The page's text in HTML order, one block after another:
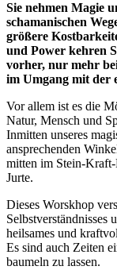
Sie nehmen Magie
schamanischen
größere
und Power kehren
vorher, nur mehr
im Umgang mit der
Vor allem ist es die
Natur, Mensch und
Inmitten unseres
ansprechenden
mitten im Stein-
Jurte.
Dieses Worskhop
Selbstverständnisses
heilsames und
Es sind auch Zeiten
baumeln zu lassen.